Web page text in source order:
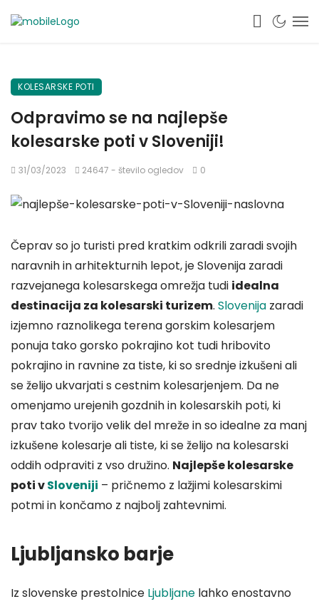
KOLESARSKE POTI
Odpravimo se na najlepše
kolesarske poti v Sloveniji!
31/03/2023 24647 - število ogledov 0
Čeprav so jo turisti pred kratkim odkrili zaradi svojih
naravnih in arhitekturnih lepot, je Slovenija zaradi
razvejanega kolesarskega omrežja tudi idealna
destinacija za kolesarski turizem. Slovenija zaradi
izjemno raznolikega terena gorskim kolesarjem
ponuja tako gorsko pokrajino kot tudi hribovito
pokrajino in ravnine za tiste, ki so srednje izkušeni ali
se želijo ukvarjati s cestnim kolesarjenjem. Da ne
omenjamo urejenih gozdnih in kolesarskih poti, ki
prav tako tvorijo velik del mreže in so idealne za manj
izkušene kolesarje ali tiste, ki se želijo na kolesarski
oddih odpraviti z vso družino. Najlepše kolesarske
poti vSloveniji – pričnemo z lažjimi kolesarskimi
potmi in končamo z najbolj zahtevnimi.
Ljubljansko barje
Iz slovenske prestolnice Ljubljane lahko enostavno